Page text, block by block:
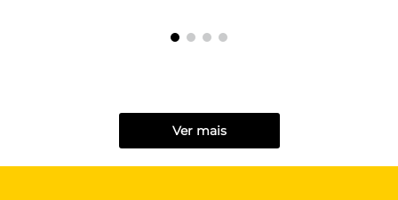
Ver mais